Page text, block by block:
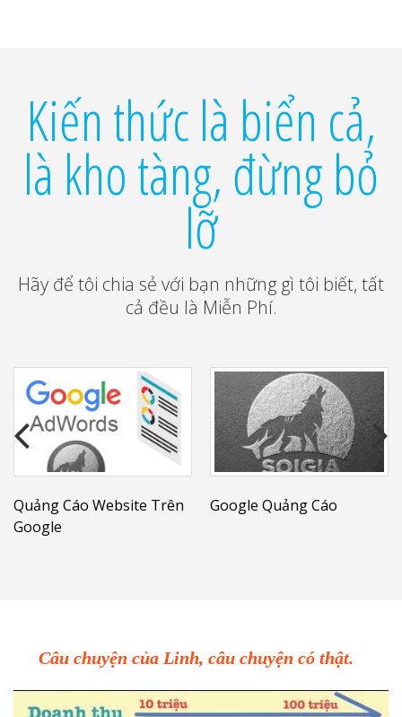
Kiến thức là biển cả,
là kho tàng, đừng bỏ
lỡ
Hãy để tôi chia sẻ với bạn những gì tôi biết, tất
cả đều là Miễn Phí.
Quảng Cáo Website Trên
Google
Google Quảng Cáo
Câu chuyện của Linh, câu chuyện có thật.